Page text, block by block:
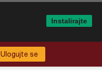
Ulogujte se
Instalirajte